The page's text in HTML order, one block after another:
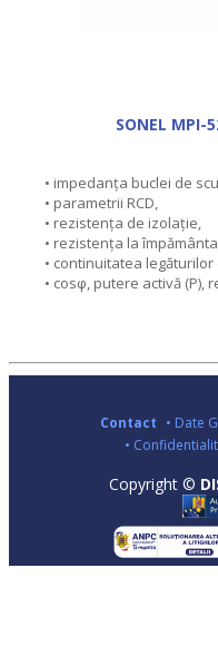
SONEL MPI-
• impedanţa buclei de
• parametrii RCD,
• rezistenţa de izolaţie,
• rezistenţa la
• continuitatea
• cosφ, putere activă (P),
Contact • Date
•
Copyright ©